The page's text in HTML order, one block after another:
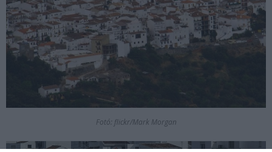
Fotó: flickr/Mark Morgan